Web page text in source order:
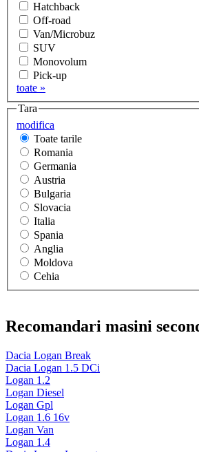
Hatchback
Off-road
Van/Microbuz
SUV
Monovolum
Pick-up
toate »
modifica
Tara
Toate tarile
Romania
Germania
Austria
Bulgaria
Slovacia
Italia
Spania
Anglia
Moldova
Cehia
Recomandari masini
Dacia Logan Break
Dacia Logan 1.5 DCi
Logan 1.2
Logan Diesel
Logan Gpl
Logan 1.6 16v
Logan Van
Logan 1.4